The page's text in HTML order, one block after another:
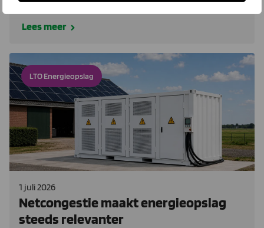
Lees meer
LTO Energieopslag
1 juli 2026
Netcongestie maakt energieopslag
steeds relevanter